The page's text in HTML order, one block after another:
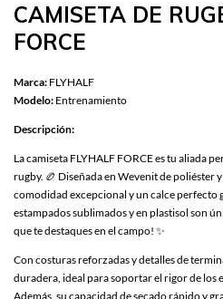
CAMISETA DE
FORCE
Marca: FLYHALF
Modelo: Entrenamiento
Descripción:
La camiseta FLYHALF FORCE es tu aliada
rugby. 🏉 Diseñada en Wevenit de poliéster
comodidad excepcional y un calce perfecto
estampados sublimados y en plastisol son
que te destaques en el campo! ✨
Con costuras reforzadas y detalles de
duradera, ideal para soportar el rigor de los
Además, su capacidad de secado rápido y